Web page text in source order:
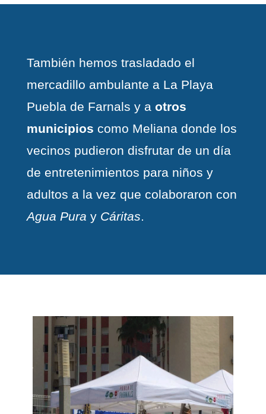
También hemos trasladado el
mercadillo ambulante a La Playa
Puebla de Farnals y a otros
municipios como Meliana donde los
vecinos pudieron disfrutar de un día
de entretenimientos para niños y
adultos a la vez que colaboraron con
Agua Pura y Cáritas.